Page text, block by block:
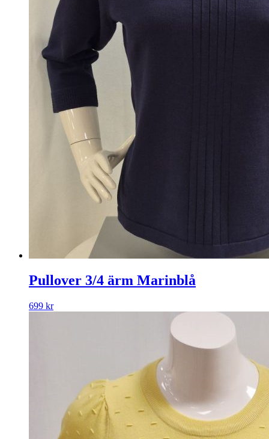
Pullover 3/4 ärm Marinblå
699 kr